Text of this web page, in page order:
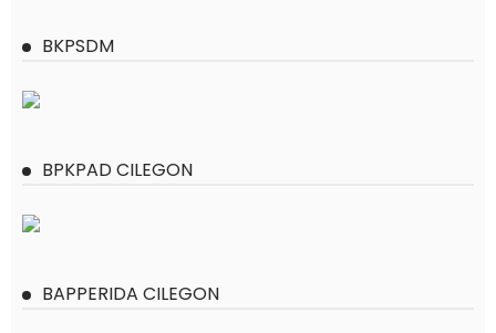
BKPSDM
BPKPAD CILEGON
BAPPERIDA CILEGON